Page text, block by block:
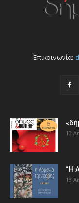
Επικοινωνία:
13
“Η
13